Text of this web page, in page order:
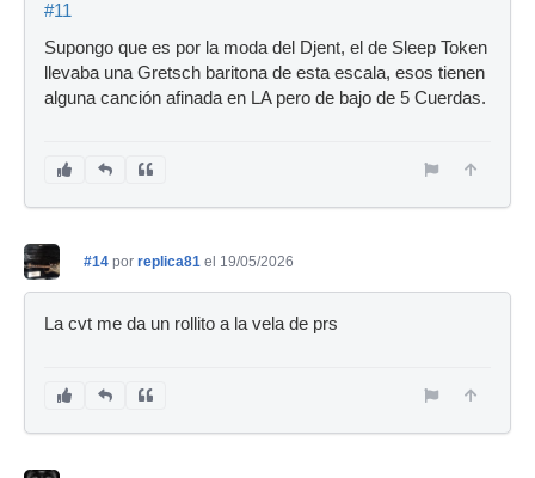
#11
Supongo que es por la moda del Djent, el de Sleep Token
llevaba una Gretsch baritona de esta escala, esos tienen
alguna canción afinada en LA pero de bajo de 5 Cuerdas.
#14 por replica81 el 19/05/2026
La cvt me da un rollito a la vela de prs